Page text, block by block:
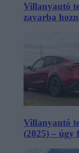
Villanyautó
zavarba
Villanyautó
(2025) – úgy